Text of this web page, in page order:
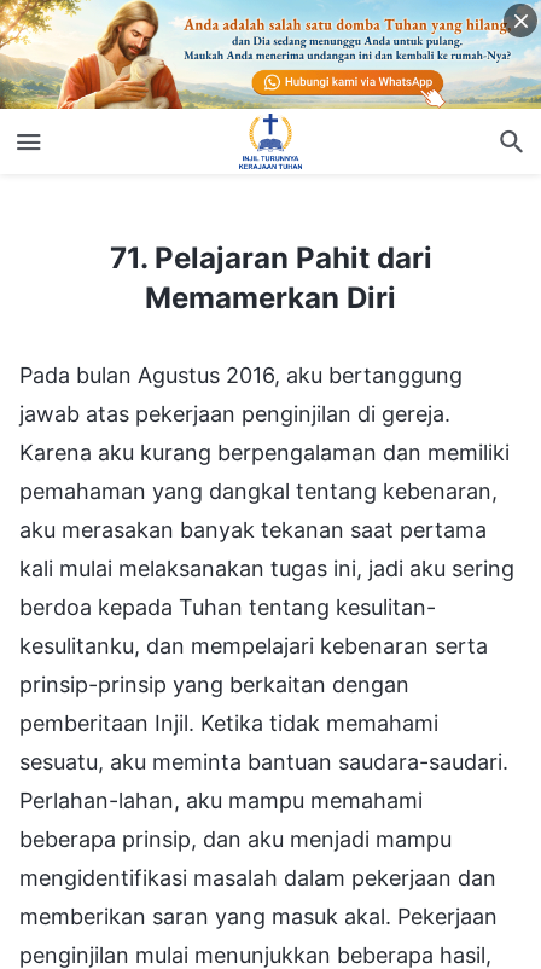
71. Pelajaran Pahit dari Memamerkan Diri
71. Pelajaran Pahit dari
Memamerkan Diri
Pada bulan Agustus 2016, aku bertanggung
jawab atas pekerjaan penginjilan di gereja.
Karena aku kurang berpengalaman dan memiliki
pemahaman yang dangkal tentang kebenaran,
aku merasakan banyak tekanan saat pertama
kali mulai melaksanakan tugas ini, jadi aku sering
berdoa kepada Tuhan tentang kesulitan-
kesulitanku, dan mempelajari kebenaran serta
prinsip-prinsip yang berkaitan dengan
pemberitaan Injil. Ketika tidak memahami
sesuatu, aku meminta bantuan saudara-saudari.
Perlahan-lahan, aku mampu memahami
beberapa prinsip, dan aku menjadi mampu
mengidentifikasi masalah dalam pekerjaan dan
memberikan saran yang masuk akal. Pekerjaan
penginjilan mulai menunjukkan beberapa hasil,